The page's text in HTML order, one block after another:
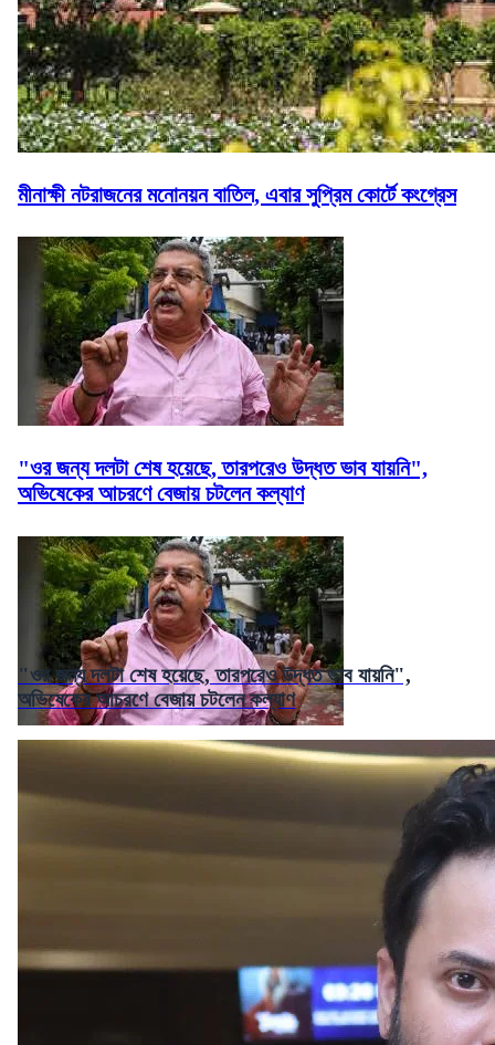
মীনাক্ষী নটরাজনের মনোনয়ন বাতিল, এবার সুপ্রিম কোর্টে কংগ্রেস
"ওর জন্য দলটা শেষ হয়েছে, তারপরেও উদ্ধত ভাব যায়নি",
অভিষেকের আচরণে বেজায় চটলেন কল্যাণ
"ওর জন্য দলটা শেষ হয়েছে, তারপরেও উদ্ধত ভাব যায়নি",
অভিষেকের আচরণে বেজায় চটলেন কল্যাণ